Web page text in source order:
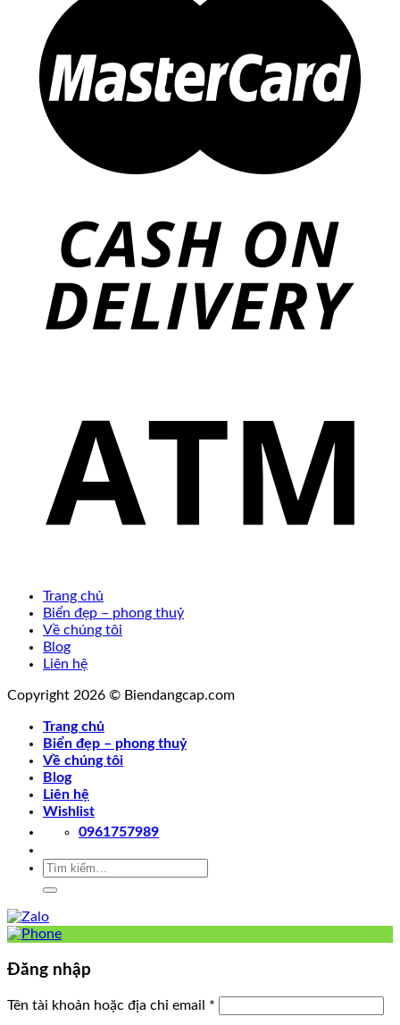
Trang chủ
Biển đẹp – phong thuỷ
Về chúng tôi
Blog
Liên hệ
Copyright 2026 © Biendangcap.com
Trang chủ
Biển đẹp – phong thuỷ
Về chúng tôi
Blog
Liên hệ
Wishlist
0961757989
Tìm
Đăng nhập
Tên tài khoản hoặc địa chỉ email *